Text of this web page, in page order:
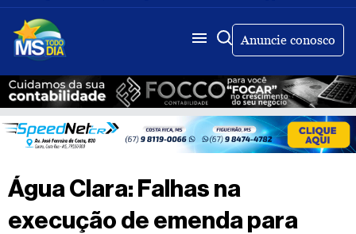
Últimas
notícias
Galeria
de
fotos
Sobre
Nós
TV
MS
dia
Anuncie conosco
Buscar
Água Clara: Falhas na
execução de emenda para